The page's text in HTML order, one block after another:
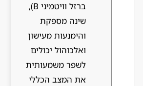
ברזל וויטמיני B),
שינה מספקת
והימנעות מעישון
ואלכוהול יכולים
לשפר משמעותית
את המצב הכללי